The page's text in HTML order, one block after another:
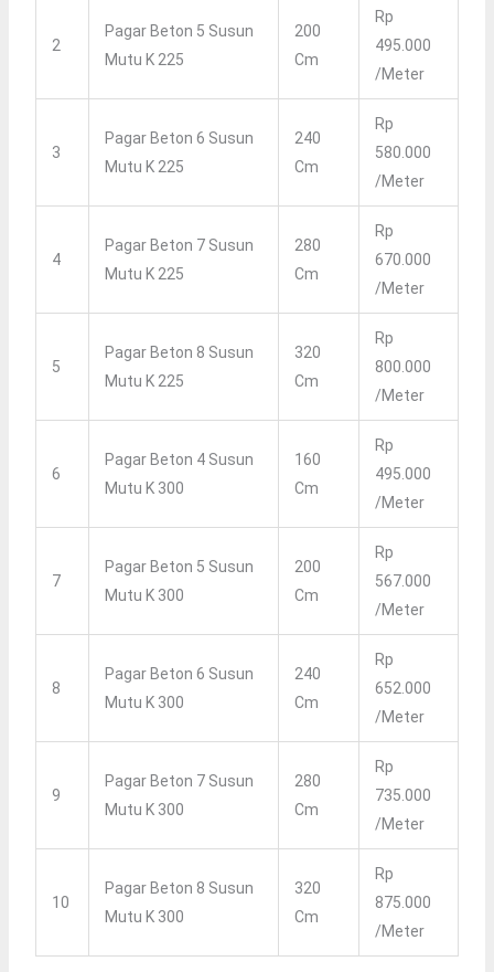
2
Pagar Beton 5 Susun
Mutu K 225
200
Cm
Rp
495.000
/meter
3
Pagar Beton 6 Susun
Mutu K 225
240
Cm
Rp
580.000
/meter
4
Pagar Beton 7 Susun
Mutu K 225
280
Cm
Rp
670.000
/meter
5
Pagar Beton 8 Susun
Mutu K 225
320
Cm
Rp
800.000
/meter
6
Pagar Beton 4 Susun
Mutu K 300
160
Cm
Rp
495.000
/meter
7
Pagar Beton 5 Susun
Mutu K 300
200
Cm
Rp
567.000
/meter
8
Pagar Beton 6 Susun
Mutu K 300
240
Cm
Rp
652.000
/meter
9
Pagar Beton 7 Susun
Mutu K 300
280
Cm
Rp
735.000
/meter
10
Pagar Beton 8 Susun
Mutu K 300
320
Cm
Rp
875.000
/meter